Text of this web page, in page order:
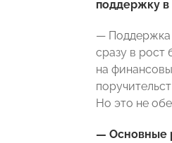
поддержку в
— Поддержка
сразу в рост
на
Но это не
— Основные